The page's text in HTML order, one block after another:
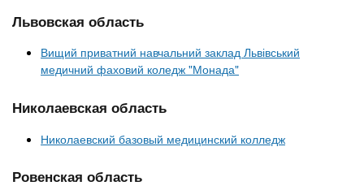
Львовская область
Вищий приватний навчальний заклад Львівський
медичний фаховий коледж "Монада"
Николаевская область
Николаевский базовый медицинский колледж
Ровенская область